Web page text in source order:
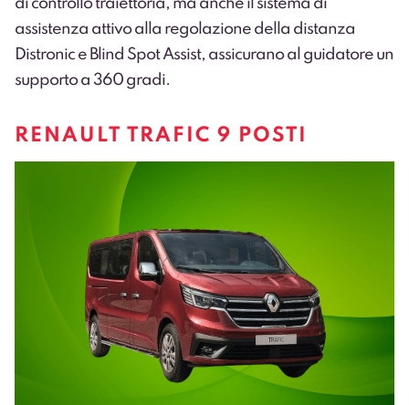
di controllo traiettoria, ma anche il sistema di
assistenza attivo alla regolazione della distanza
Distronic e Blind Spot Assist, assicurano al guidatore un
supporto a 360 gradi.
RENAULT TRAFIC 9 POSTI